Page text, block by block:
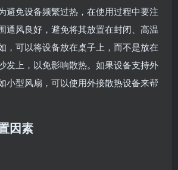
避免设备频繁过热，在使用过程中要注
通风良好，避免将其放置在封闭、高温
，可以将设备放在桌子上，而不是放在
发上，以免影响散热。如果设备支持外
小型风扇，可以使用外接散热设备来帮
因素